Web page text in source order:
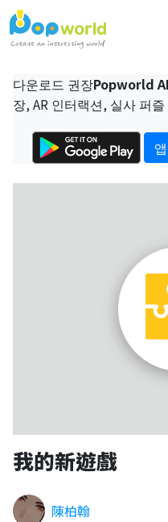
다운로드 권장Popworld
장, AR 인터랙션, 실사 퍼
我的新遊戲
陳柏翰